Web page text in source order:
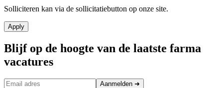
Solliciteren kan via de sollicitatiebutton op onze site.
Apply
Blijf op de hoogte van de laatste farma
vacatures
Aanmelden ➜